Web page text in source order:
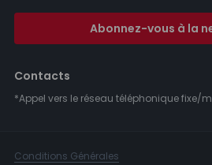
Abonnez-vous à la
Contacts
*Appel vers le réseau téléphonique fixe/
Conditions Générales